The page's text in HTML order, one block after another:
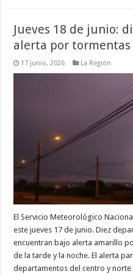
Jueves 18 de junio:
alerta por tormentas
17 junio, 2026 La Región
El Servicio Meteorológico
este jueves 17 de junio. Diez
encuentran bajo alerta amarillo
de la tarde y la noche. El alerta
departamentos del centro y norte